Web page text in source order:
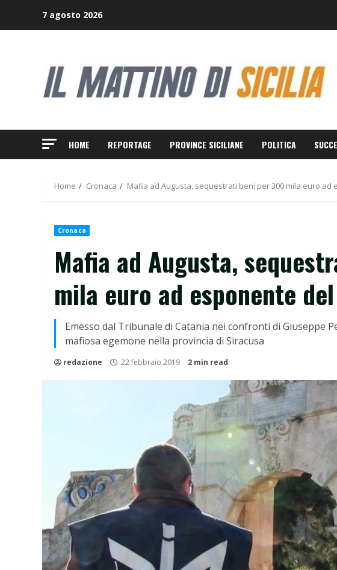
7 agosto 2026
HOME REPORTAGE PROVINCE SICILIANE POLITICA
Home Cronaca Mafia ad Augusta, sequestrati beni per 300 mila euro ad
Cronaca
Mafia ad Augusta,
mila euro ad esponente
Emesso dal Tribunale di Catania nei confronti di Giuseppe
mafiosa egemone nella provincia di Siracusa
redazione 22 febbraio 2019 2 min read